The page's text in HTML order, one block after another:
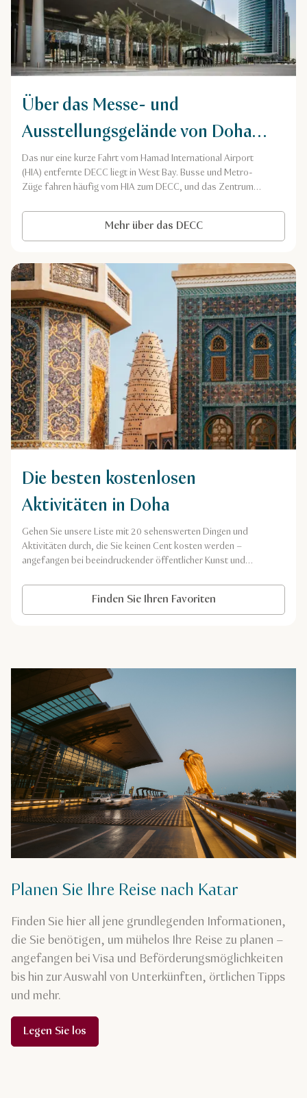
Über das Messe- und
Ausstellungsgelände von Doha
(Doha Exhibition Convention
Centre, DECC)
Das nur eine kurze Fahrt vom Hamad International Airport
(HIA) entfernte DECC liegt in West Bay. Busse und Metro-
Züge fahren häufig vom HIA zum DECC, und das Zentrum
Mehr über das DECC
Die besten kostenlosen
Aktivitäten in Doha
Gehen Sie unsere Liste mit 20 sehenswerten Dingen und
Aktivitäten durch, die Sie keinen Cent kosten werden –
angefangen bei beeindruckender öffentlicher Kunst und
Parks.
Finden Sie Ihren Favoriten
Planen Sie Ihre Reise nach Katar
Finden Sie hier all jene grundlegenden Informationen,
die Sie benötigen, um mühelos Ihre Reise zu planen –
angefangen bei Visa und Beförderungsmöglichkeiten
bis hin zur Auswahl von Unterkünften, örtlichen Tipps
und mehr.
Legen Sie los